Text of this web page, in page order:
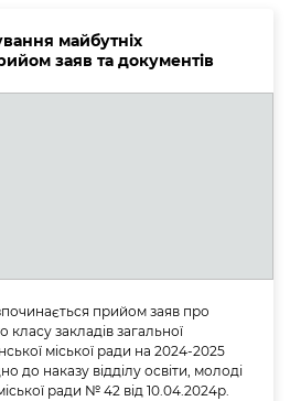
майбутніх
заяв та документів
прийом заяв про
класу закладів загальної
міської ради на 2024-2025
до наказу відділу освіти, молоді
ради № 42 від 10.04.2024р.